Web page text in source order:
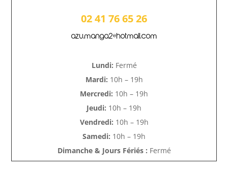
02 41 76 65 26
azu.manga2@hotmail.com
Lundi: Fermé
Mardi: 10h – 19h
Mercredi: 10h – 19h
Jeudi: 10h – 19h
Vendredi: 10h – 19h
Samedi: 10h – 19h
Dimanche & Jours Fériés : Fermé